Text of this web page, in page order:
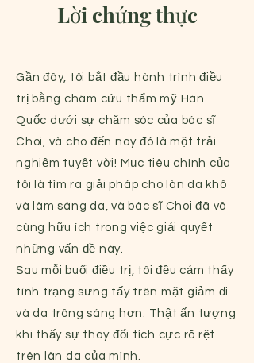
Lời chứng thực
Gần đây, tôi bắt đầu hành trình điều
trị bằng châm cứu thẩm mỹ Hàn
Quốc dưới sự chăm sóc của bác sĩ
Choi, và cho đến nay đó là một trải
nghiệm tuyệt vời! Mục tiêu chính của
tôi là tìm ra giải pháp cho làn da khô
và làm sáng da, và bác sĩ Choi đã vô
cùng hữu ích trong việc giải quyết
những vấn đề này.
Sau mỗi buổi điều trị, tôi đều cảm thấy
tình trạng sưng tấy trên mặt giảm đi
và da trông sáng hơn. Thật ấn tượng
khi thấy sự thay đổi tích cực rõ rệt
trên làn da của mình.